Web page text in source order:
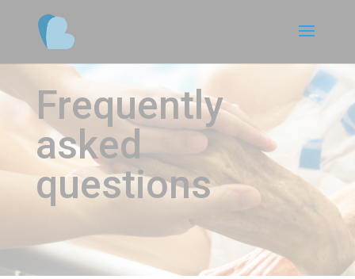
Frequently
asked
questions